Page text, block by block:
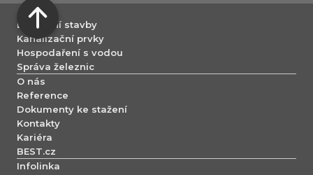
Dopravní stavby
Kanalizační prvky
Hospodaření s vodou
Správa železnic
O nás
Reference
Dokumenty ke stažení
Kontakty
Kariéra
BEST.cz
Infolinka